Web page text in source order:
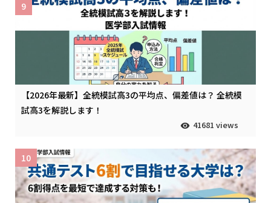
【2026年最新】全統模試高3の平均点、偏差値は？ 全統模
試高3を解説します！
41681 views
9
10